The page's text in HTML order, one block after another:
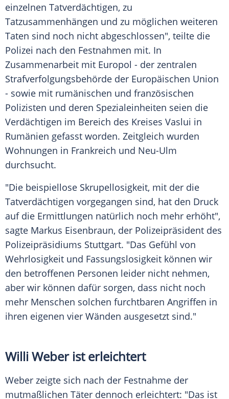
einzelnen Tatverdächtigen, zu
Tatzusammenhängen und zu möglichen weiteren
Taten sind noch nicht abgeschlossen", teilte die
Polizei nach den Festnahmen mit. In
Zusammenarbeit mit Europol - der zentralen
Strafverfolgungsbehörde der Europäischen Union
- sowie mit rumänischen und französischen
Polizisten und deren Spezialeinheiten seien die
Verdächtigen im Bereich des Kreises Vaslui in
Rumänien gefasst worden. Zeitgleich wurden
Wohnungen in Frankreich und Neu-Ulm
durchsucht.
"Die beispiellose Skrupellosigkeit, mit der die
Tatverdächtigen vorgegangen sind, hat den Druck
auf die Ermittlungen natürlich noch mehr erhöht",
sagte Markus Eisenbraun, der Polizeipräsident des
Polizeipräsidiums Stuttgart. "Das Gefühl von
Wehrlosigkeit und Fassungslosigkeit können wir
den betroffenen Personen leider nicht nehmen,
aber wir können dafür sorgen, dass nicht noch
mehr Menschen solchen furchtbaren Angriffen in
ihren eigenen vier Wänden ausgesetzt sind."
Willi Weber ist erleichtert
Weber zeigte sich nach der Festnahme der
mutmaßlichen Täter dennoch erleichtert: "Das ist